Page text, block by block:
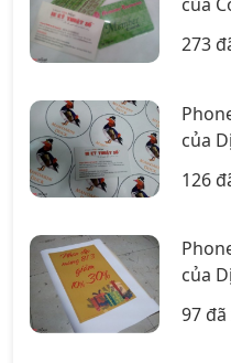
273
của
126
của
97